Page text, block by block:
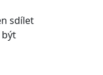
sdílet
být